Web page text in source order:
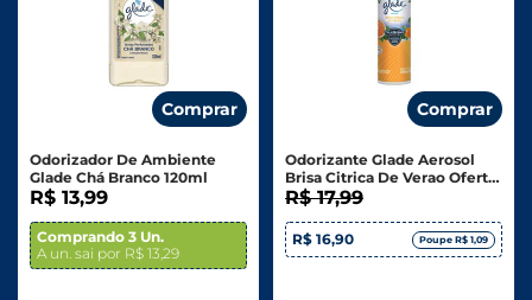
Comprar
Odorizador De Ambiente
Glade Chá Branco 120ml
R$ 13,99
Comprando 3 Un.
A un. sai por R$ 13,29
Comprar
Odorizante Glade Aerosol
Brisa Citrica De Verao Oferta
Especial 360ml
R$ 17,99
R$ 16,90 Poupe R$ 1,09